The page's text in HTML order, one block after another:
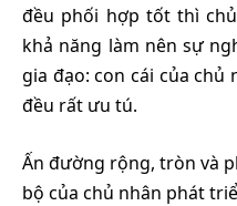
đều phối hợp tốt thì
khả năng làm nên sự
gia đạo: con cái của chủ
đều rất ưu tú.
Ấn đường rộng, tròn và
bộ của chủ nhân phát